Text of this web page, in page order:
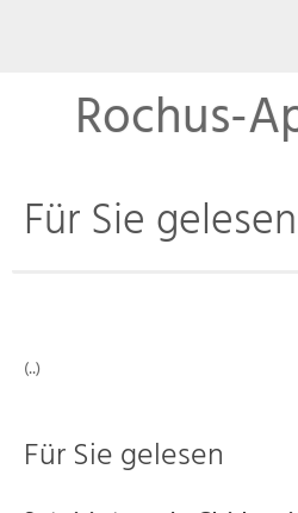
Rochus-
Für Sie gelesen
(..)
Für Sie gelesen